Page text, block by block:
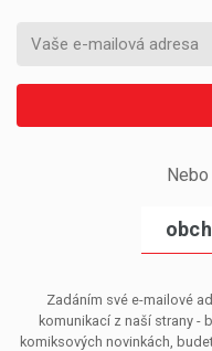
Zadáním své e-mailové
komunikací z naší strany -
komiksových novinkách,